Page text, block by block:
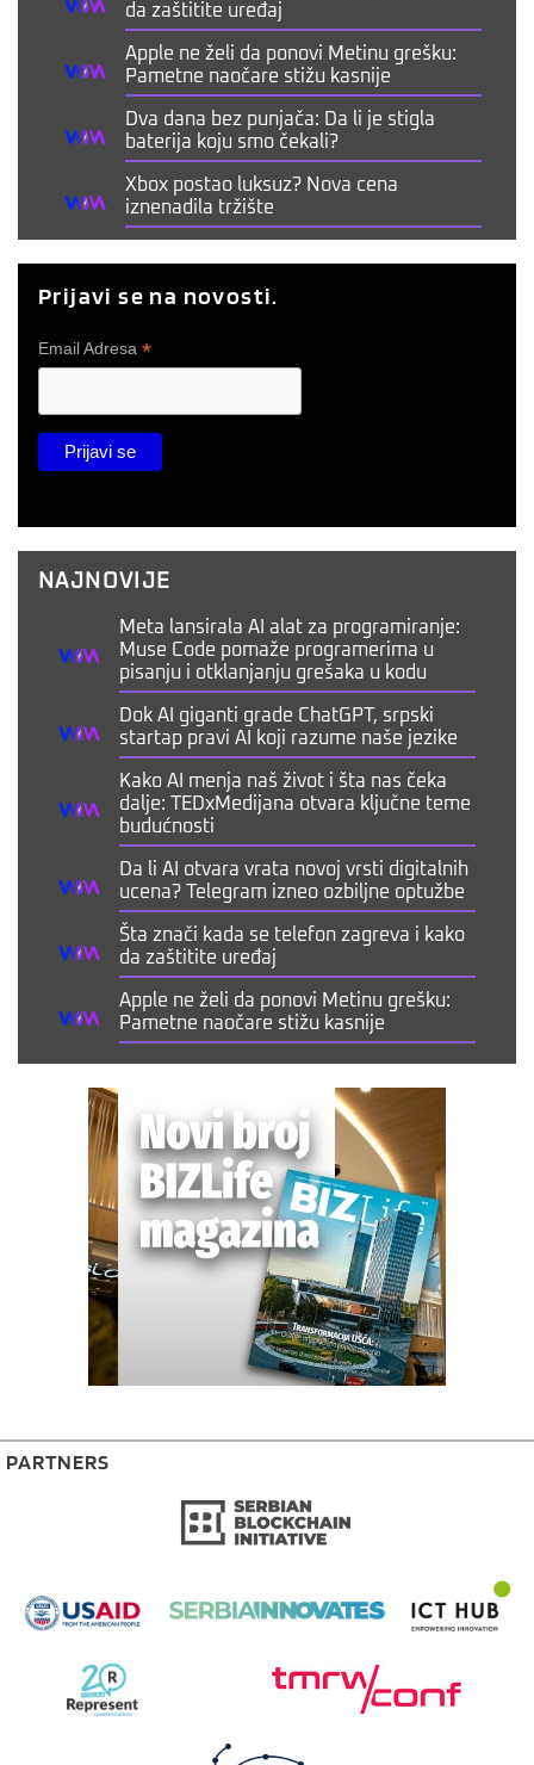
da zaštitite uređaj
Apple ne želi da ponovi Metinu grešku:
Pametne naočare stižu kasnije
Dva dana bez punjača: Da li je stigla
baterija koju smo čekali?
Xbox postao luksuz? Nova cena
iznenadila tržište
Prijavi se na novosti.
Email Adresa *
NAJNOVIJE
Meta lansirala AI alat za programiranje:
Muse Code pomaže programerima u
pisanju i otklanjanju grešaka u kodu
Dok AI giganti grade ChatGPT, srpski
startap pravi AI koji razume naše jezike
Kako AI menja naš život i šta nas čeka
dalje: TEDxMedijana otvara ključne teme
budućnosti
Da li AI otvara vrata novoj vrsti digitalnih
ucena? Telegram izneo ozbiljne optužbe
Šta znači kada se telefon zagreva i kako
da zaštitite uređaj
Apple ne želi da ponovi Metinu grešku:
Pametne naočare stižu kasnije
PARTNERS